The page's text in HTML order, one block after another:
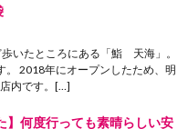
いたところにある「鮨 天海」。
。 2018年にオープンしたため、明
内です。[…]
】何度行っても素晴らしい安